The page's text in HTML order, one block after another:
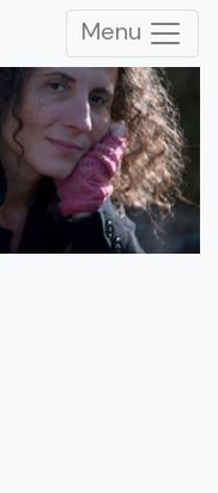
Menu